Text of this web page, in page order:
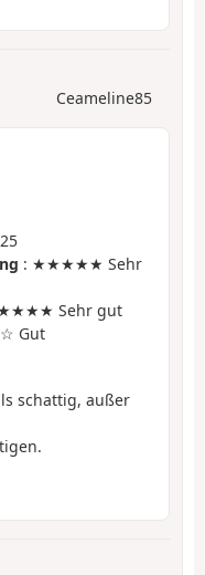
Ceameline85
: ★★★★★ Sehr
Sehr gut
Gut
schattig, außer